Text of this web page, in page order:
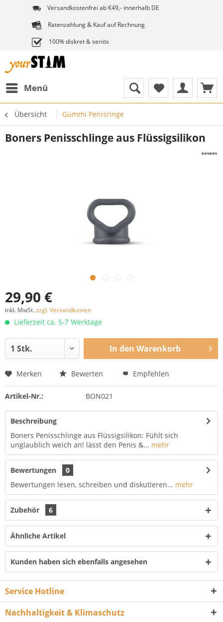
Versandkostenfrei ab €49,- innerhalb DE
Ratenzahlung & Kauf auf Rechnung
100% diskret & seriös
Menü
Übersicht Gummi Penisringe
Boners Penisschlinge aus Flüssigsilikon
29,90 €
inkl. MwSt.zzgl. Versandkosten
Lieferzeit ca. 5-7 Werktage
In den Warenkorb
Merken Bewerten Empfehlen
Artikel-Nr.: BON021
Beschreibung
Boners Penisschlinge aus Flüssigsilikon: Fühlt sich
unglaublich weich an! lässt den Penis &... mehr
Bewertungen
0
Bewertungen lesen, schreiben und diskutieren... mehr
Zubehör 6
Ähnliche Artikel
Kunden haben sich ebenfalls angesehen
Service Hotline
Nachhaltigkeit & Klimaschutz